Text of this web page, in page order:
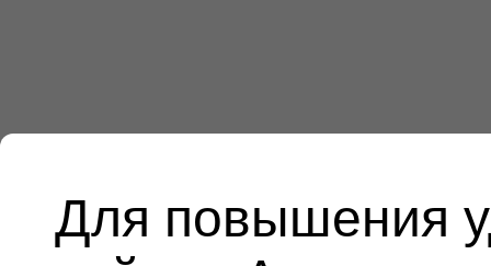
Для повышения